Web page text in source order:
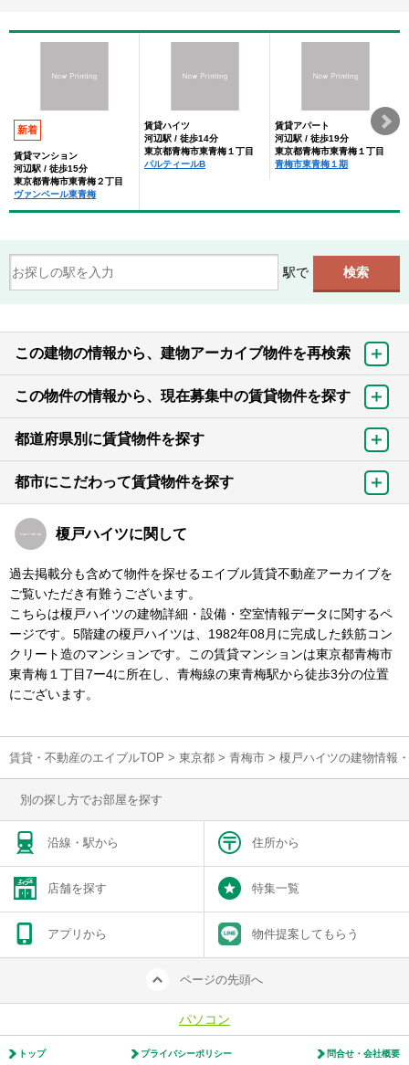
新着
賃貸マンション
河辺駅 / 徒歩15分
東京都青梅市東青梅２丁目
ヴァンベール東青梅
賃貸ハイツ
河辺駅 / 徒歩14分
東京都青梅市東青梅１丁目
パルティールB
賃貸アパート
河辺駅 / 徒歩19分
東京都青梅市東青梅１丁目
青梅市東青梅１期
駅で
この建物の情報から、建物アーカイブ物件を再検索
この物件の情報から、現在募集中の賃貸物件を探す
都道府県別に賃貸物件を探す
都市にこだわって賃貸物件を探す
榎戸ハイツに関して
過去掲載分も含めて物件を探せるエイブル賃貸不動産アーカイブを
ご覧いただき有難うございます。
こちらは榎戸ハイツの建物詳細・設備・空室情報データに関するペ
ージです。5階建の榎戸ハイツは、1982年08月に完成した鉄筋コン
クリート造のマンションです。この賃貸マンションは東京都青梅市
東青梅１丁目7ー4に所在し、青梅線の東青梅駅から徒歩3分の位置
にございます。
賃貸・不動産のエイブルTOP > 東京都 > 青梅市 > 榎戸ハイツの建物情報
別の探し方でお部屋を探す
沿線・駅から 住所から
店舗を探す 特集一覧
アプリから 物件提案してもらう
ページの先頭へ
パソコン
トップ プライバシーポリシー 問合せ・会社概要